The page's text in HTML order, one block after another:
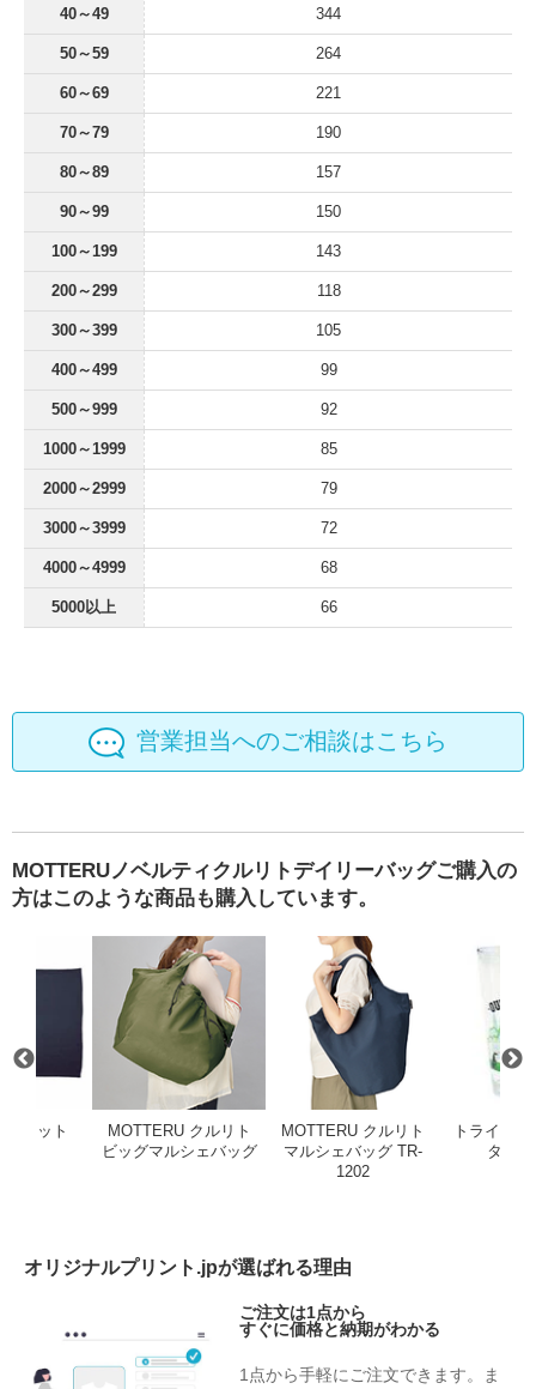
40～49 344
50～59 264
60～69 221
70～79 190
80～89 157
90～99 150
100～199 143
200～299 118
300～399 105
400～499 99
500～999 92
1000～1999 85
2000～2999 79
3000～3999 72
4000～4999 68
5000以上 66
営業担当へのご相談はこちら
MOTTERUノベルティクルリトデイリーバッグご購入の
方はこのような商品も購入しています。
ングシール A4（35面付）
ンケット
エコブランケット
MOTTERU クルリト
ビッグマルシェバッグ
MOTTERU クルリト ビッグマルシ
MOTTERU クルリト
マルシェバッグ TR-
1202
MOTTERU
トライタ
タン
オリジナルプリント.jpが選ばれる理由
ご注文は1点から
すぐに価格と納期がわかる
1点から手軽にご注文できます。ま